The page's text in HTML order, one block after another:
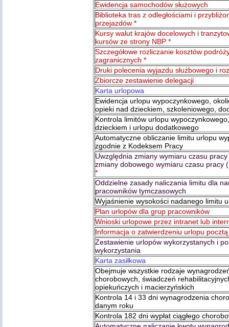
Ewidencja samochodów służowych
Biblioteka tras z odległościami i
przejazdów *
Kursy walut krajów docelowych i
kursów ze strony NBP *
Szczegółowe rozliczanie kosztów
zagranicznych *
Druki polecenia wyjazdu służbowego i
Zbiorcze zestawienie delegacji
Karta urlopowa
Ewidencja urlopu wypoczynkowego,
opieki nad dzieckiem, szkoleniowego,
Kontrola limitów urlopu
dzieckiem i urlopu dodatkowego
Automatyczne obliczanie limitu urlopu
zgodnie z Kodeksem Pracy
Uwzględnia zmiany wymiaru czasu
zmiany dobowego wymiaru czasu pracy
*
Oddzielne zasady naliczania limitu dla
pracowników tymczasowych
Wyjaśnienie wysokości nadanego limitu
Plan urlopów dla grup pracowników
Wnioski urlopowe przez intranet lub
Informacja o zatwierdzeniu urlopu
Zestawienie urlopów wykorzystanych i
wykorzystania
Karta zasiłkowa
Obejmuje wszystkie rodzaje
chorobowych, świadczeń
opiekuńczych i macierzyńskich
Kontrola 14 i 33 dni wynagrodzenia
danym roku
Kontrola 182 dni wypłat ciągłego